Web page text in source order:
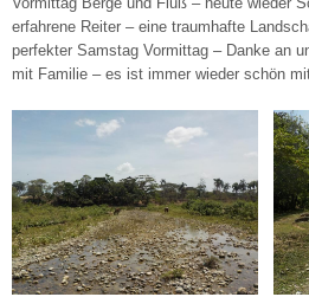
erfahrene Reiter – eine traumhafte
perfekter Samstag Vormittag – Danke an
mit Familie – es ist immer wieder schön